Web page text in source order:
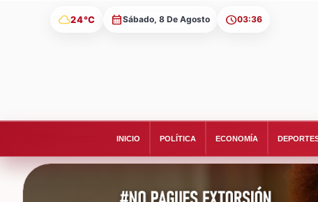
cloud24°C Sábado, 8 De Agosto 03:36
INICIO POLÍTICA ECONOMÍA